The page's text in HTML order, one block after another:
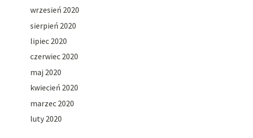
wrzesień 2020
sierpień 2020
lipiec 2020
czerwiec 2020
maj 2020
kwiecień 2020
marzec 2020
luty 2020